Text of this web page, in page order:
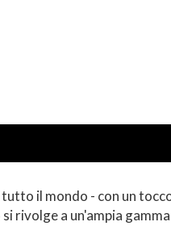
tutto il mondo - con un
rivolge a un'ampia